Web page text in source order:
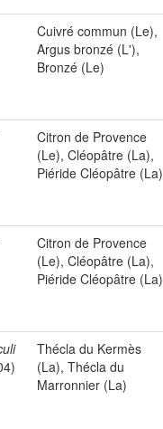
Cuivré commun (Le),
Argus bronzé (L'),
Bronzé (Le)
Citron de Provence
(Le), Cléopâtre (La),
Piéride Cléopâtre (La)
Citron de Provence
(Le), Cléopâtre (La),
Piéride Cléopâtre (La)
Thécla du Kermès
(La), Thécla du
Marronnier (La)